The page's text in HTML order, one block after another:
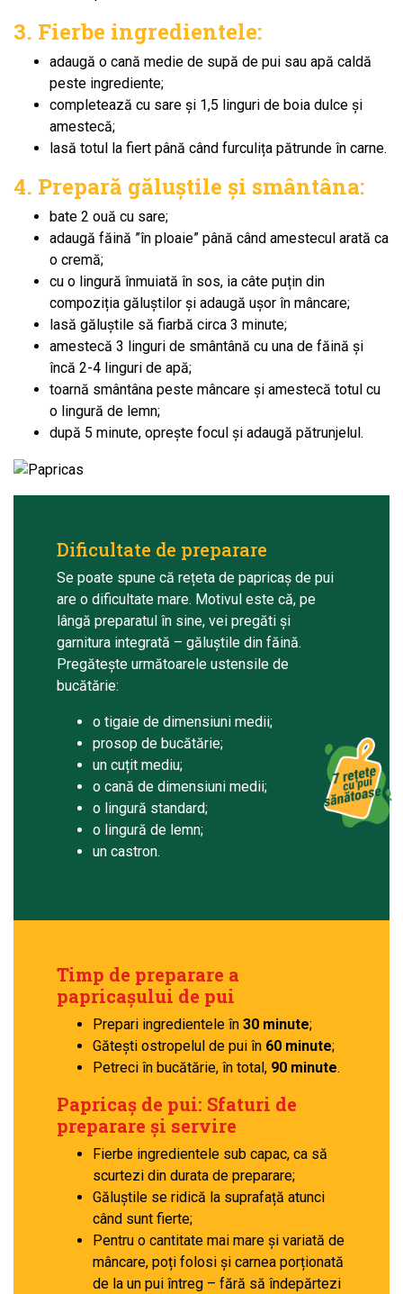
3. Fierbe ingredientele:
adaugă o cană medie de supă de pui sau apă caldă
peste ingrediente;
completează cu sare și 1,5 linguri de boia dulce și
amestecă;
lasă totul la fiert până când furculița pătrunde în carne.
4. Prepară găluștile și smântâna:
bate 2 ouă cu sare;
adaugă făină ”în ploaie” până când amestecul arată ca
o cremă;
cu o lingură înmuiată în sos, ia câte puțin din
compoziția găluștilor și adaugă ușor în mâncare;
lasă găluștile să fiarbă circa 3 minute;
amestecă 3 linguri de smântână cu una de făină și
încă 2-4 linguri de apă;
toarnă smântâna peste mâncare și amestecă totul cu
o lingură de lemn;
după 5 minute, oprește focul și adaugă pătrunjelul.
Dificultate de preparare
Se poate spune că rețeta de papricaș de pui
are o dificultate mare. Motivul este că, pe
lângă preparatul în sine, vei pregăti și
garnitura integrată – găluștile din făină.
Pregătește următoarele ustensile de
bucătărie:
o tigaie de dimensiuni medii;
prosop de bucătărie;
un cuțit mediu;
o cană de dimensiuni medii;
o lingură standard;
o lingură de lemn;
un castron.
Timp de preparare a
papricașului de pui
Prepari ingredientele în 30 minute;
Gătești ostropelul de pui în 60 minute;
Petreci în bucătărie, în total, 90 minute.
Papricaș de pui: Sfaturi de
preparare și servire
Fierbe ingredientele sub capac, ca să
scurtezi din durata de preparare;
Găluștile se ridică la suprafață atunci
când sunt fierte;
Pentru o cantitate mai mare și variată de
mâncare, poți folosi și carnea porționată
de la un pui întreg – fără să îndepărtezi